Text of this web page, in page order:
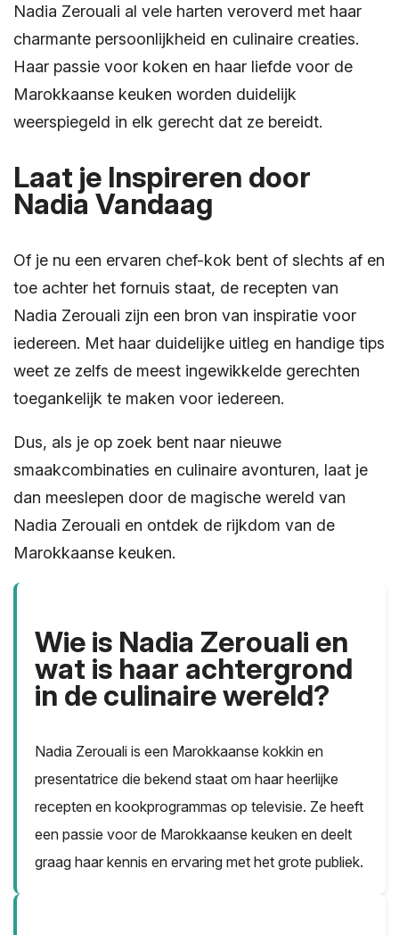
Nadia Zerouali al vele harten veroverd met haar
charmante persoonlijkheid en culinaire creaties.
Haar passie voor koken en haar liefde voor de
Marokkaanse keuken worden duidelijk
weerspiegeld in elk gerecht dat ze bereidt.
Laat je Inspireren door
Nadia Vandaag
Of je nu een ervaren chef-kok bent of slechts af en
toe achter het fornuis staat, de recepten van
Nadia Zerouali zijn een bron van inspiratie voor
iedereen. Met haar duidelijke uitleg en handige tips
weet ze zelfs de meest ingewikkelde gerechten
toegankelijk te maken voor iedereen.
Dus, als je op zoek bent naar nieuwe
smaakcombinaties en culinaire avonturen, laat je
dan meeslepen door de magische wereld van
Nadia Zerouali en ontdek de rijkdom van de
Marokkaanse keuken.
Wie is Nadia Zerouali en
wat is haar achtergrond
in de culinaire wereld?
Nadia Zerouali is een Marokkaanse kokkin en
presentatrice die bekend staat om haar heerlijke
recepten en kookprogrammas op televisie. Ze heeft
een passie voor de Marokkaanse keuken en deelt
graag haar kennis en ervaring met het grote publiek.